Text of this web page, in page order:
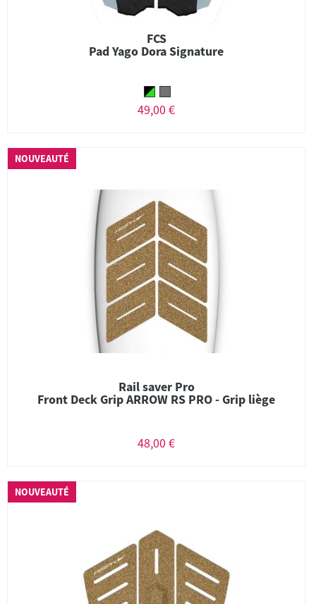
FCS
Pad Yago Dora Signature
49,00 €
NOUVEAUTÉ
Rail saver Pro
Front Deck Grip ARROW RS PRO - Grip liège
48,00 €
NOUVEAUTÉ